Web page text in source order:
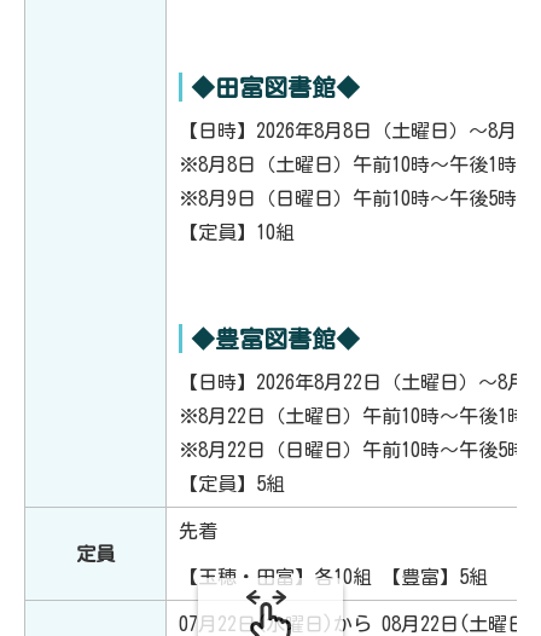
◆田富図書館◆
【日時】2026年8月8日（土曜日）～8月9
※8月8日（土曜日）午前10時～午後1時…
※8月9日（日曜日）午前10時～午後5時…
【定員】10組
◆豊富図書館◆
【日時】2026年8月22日（土曜日）～8月
※8月22日（土曜日）午前10時～午後1時
※8月22日（日曜日）午前10時～午後5時
【定員】5組
定員
先着
【玉穂・田富】各10組 【豊富】5組
07月22日(水曜日)から 08月22日(土曜日)